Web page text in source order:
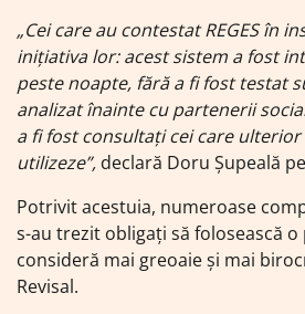
„Cei care au contestat REGES în
inițiativa lor: acest sistem a fost
peste noapte, fără a fi fost testat
analizat înainte cu partenerii
a fi fost consultați cei care
utilizeze”, declară Doru Șupeală
Potrivit acestuia, numeroase
s-au trezit obligați să folosească
consideră mai greoaie și mai
Revisal.